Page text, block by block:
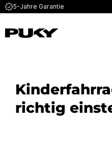
5-Jahre Garantie
richtig